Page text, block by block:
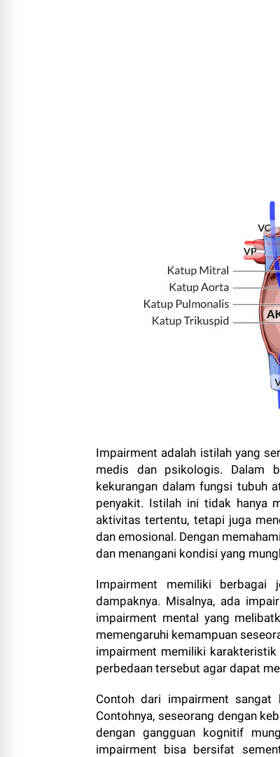
Impairment adalah istilah yang
medis dan psikologis. Dalam
kekurangan dalam fungsi tubuh
penyakit. Istilah ini tidak hanya
aktivitas tertentu, tetapi juga
dan emosional. Dengan
dan menangani kondisi yang
Impairment memiliki berbagai
dampaknya. Misalnya, ada
impairment mental yang
memengaruhi kemampuan
impairment memiliki karakteristik
perbedaan tersebut agar dapat
Contoh dari impairment sangat
Contohnya, seseorang dengan
dengan gangguan kognitif
impairment bisa bersifat